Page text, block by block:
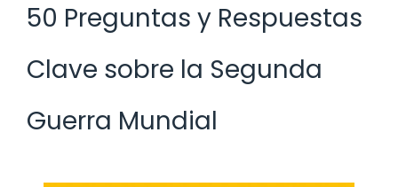
50 Preguntas y Respuestas
Clave sobre la Segunda
Guerra Mundial